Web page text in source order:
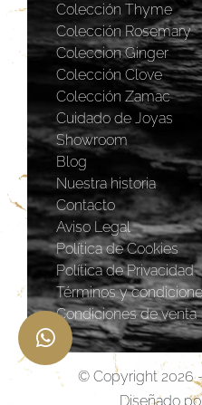
Colección Thyme
Colección Rosemary
Coleccion Ginger
Colección Clove
Colección Zamac
Cuidado de Joyas
Showroom
Blog
Nuestra historia
Contacto
Aviso Legal
Política de Cookies
Política de Privacidad
Términos y
Condiciones de venta
© Copyright 2026
Diseñado